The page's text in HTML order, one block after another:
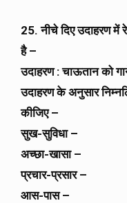
25. नीचे दिए उदाहरण
है –
उदाहरण : चाऊतान को
उदाहरण के अनुसार
कीजिए –
सुख-सुविधा –
अच्छा-खासा –
प्रचार-प्रसार –
आस-पास –